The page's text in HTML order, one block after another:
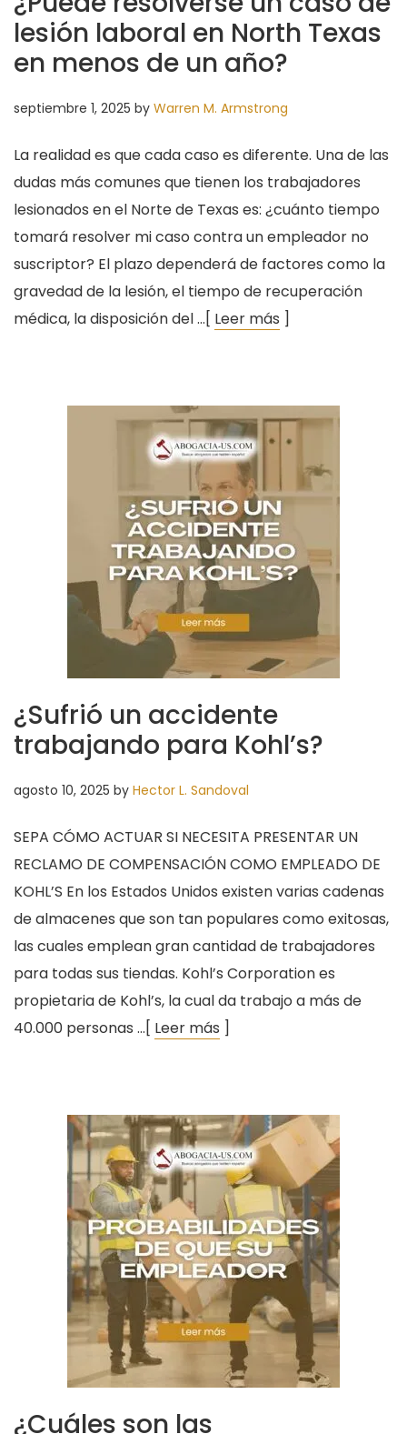
lesión laboral en North Texas
en menos de un año?
septiembre 1, 2025 by Warren M. Armstrong
La realidad es que cada caso es diferente. Una de las
dudas más comunes que tienen los trabajadores
lesionados en el Norte de Texas es: ¿cuánto tiempo
tomará resolver mi caso contra un empleador no
suscriptor? El plazo dependerá de factores como la
gravedad de la lesión, el tiempo de recuperación
médica, la disposición del …[ Leer más ]
¿Sufrió un accidente
trabajando para Kohl’s?
agosto 10, 2025 by Hector L. Sandoval
SEPA CÓMO ACTUAR SI NECESITA PRESENTAR UN
RECLAMO DE COMPENSACIÓN COMO EMPLEADO DE
KOHL’S En los Estados Unidos existen varias cadenas
de almacenes que son tan populares como exitosas,
las cuales emplean gran cantidad de trabajadores
para todas sus tiendas. Kohl’s Corporation es
propietaria de Kohl’s, la cual da trabajo a más de
40.000 personas …[ Leer más ]
¿Cuáles son las